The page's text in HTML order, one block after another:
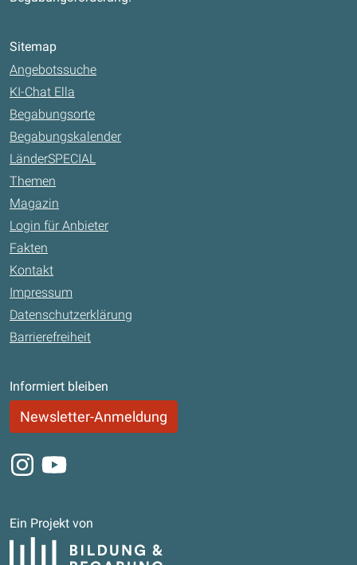
Sitemap
Angebotssuche
KI-Chat Ella
Begabungsorte
Begabungskalender
LänderSPECIAL
Themen
Magazin
Login für Anbieter
Fakten
Kontakt
Impressum
Datenschutzerklärung
Barrierefreiheit
Informiert bleiben
Newsletter-Anmeldung
Instagram
Youtube
Ein Projekt von
Bildung und Begabung